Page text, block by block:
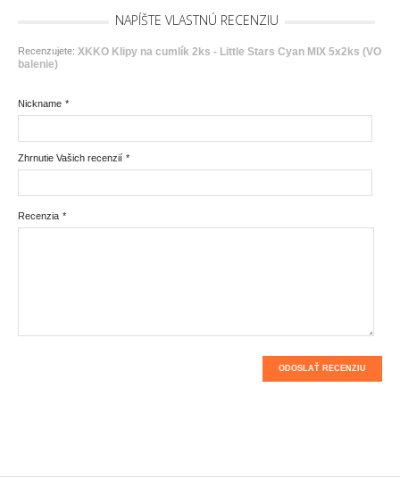
NAPÍŠTE VLASTNÚ RECENZIU
Recenzujete: XKKO Klipy na cumlík 2ks - Little Stars Cyan MIX 5x2ks (VO
balenie)
*
Nickname
*
Zhrnutie Vašich recenzií
*
Recenzia
ODOSLAŤ RECENZIU